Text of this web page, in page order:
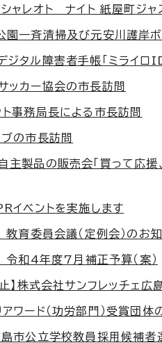
ャレオト ナイト 紙屋町ジャ
一斉清掃及び元安川護岸ボ
タル障害者手帳「ミライロ
ッカー協会の市長訪問
事務局長による市長訪問
の市長訪問
主製品の販売会「買って応
イベントを実施します
委員会議（定例会）のお知
4年度7月補正予算（案）
】株式会社サンフレッチェ広
ワード（功労部門）受賞団体
市公立学校教員採用候補